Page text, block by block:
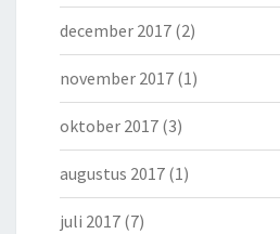
december 2017 (2)
november 2017 (1)
oktober 2017 (3)
augustus 2017 (1)
juli 2017 (7)